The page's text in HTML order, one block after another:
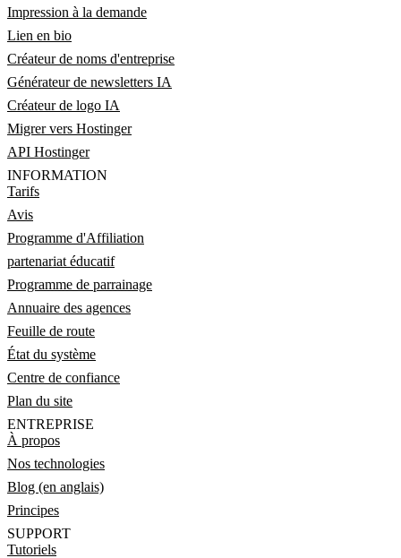
Impression à la demande
Lien en bio
Créateur de noms d'entreprise
Générateur de newsletters IA
Créateur de logo IA
Migrer vers Hostinger
API Hostinger
INFORMATION
Tarifs
Avis
Programme d'Affiliation
partenariat éducatif
Programme de parrainage
Annuaire des agences
Feuille de route
État du système
Centre de confiance
Plan du site
ENTREPRISE
À propos
Nos technologies
Blog (en anglais)
Principes
SUPPORT
Tutoriels